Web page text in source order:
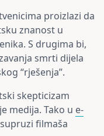
proizlazi da
znanost u
S drugima bi,
smrti dijela
“rješenja”.
skepticizam
medija. Tako u e-
filmaša